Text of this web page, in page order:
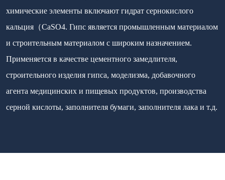
химические элементы включают гидрат сернокислого
кальция（CaSO4. Гипс является промышленным материалом
и строительным материалом с широким назначением.
Применяется в качестве цементного замедлителя,
строительного изделия гипса, моделизма, добавочного
агента медицинских и пищевых продуктов, производства
серной кислоты, заполнителя бумаги, заполнителя лака и т.д.